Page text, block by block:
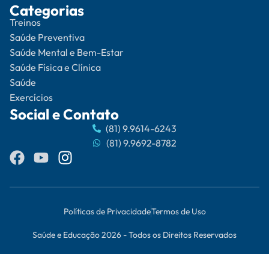
Categorias
Treinos
Saúde Preventiva
Saúde Mental e Bem-Estar
Saúde Física e Clínica
Saúde
Exercícios
Social e Contato
(81) 9.9614-6243
(81) 9.9692-8782
Políticas de PrivacidadeTermos de Uso
Saúde e Educação 2026 - Todos os Direitos Reservados